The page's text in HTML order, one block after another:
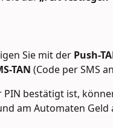
Sie mit der Push-
TAN (Code per SMS
PIN bestätigt ist,
am Automaten Geld